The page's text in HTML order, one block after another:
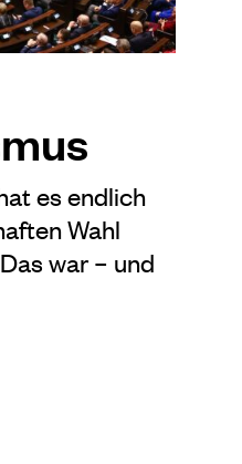
es endlich
Wahl
war – und